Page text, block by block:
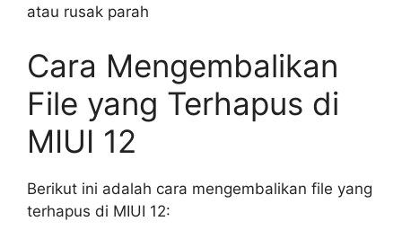
atau rusak parah
Cara Mengembalikan
File yang Terhapus di
MIUI 12
Berikut ini adalah cara mengembalikan file yang
terhapus di MIUI 12: